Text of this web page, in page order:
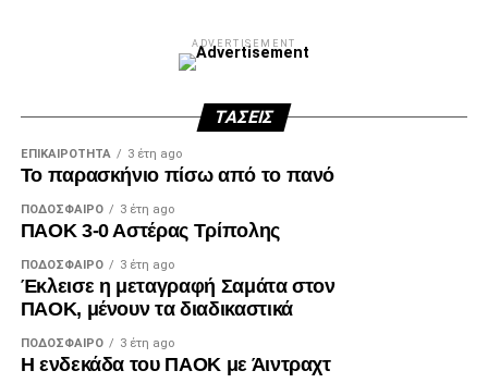
ADVERTISEMENT
ΤΆΣΕΙΣ
ΕΠΙΚΑΙΡΌΤΗΤΑ 3 έτη ago
Το παρασκήνιο πίσω από το πανό
ΠΟΔΌΣΦΑΙΡΟ 3 έτη ago
ΠΑΟΚ 3-0 Αστέρας Τρίπολης
ΠΟΔΌΣΦΑΙΡΟ 3 έτη ago
Έκλεισε η μεταγραφή Σαμάτα στον
ΠΑΟΚ, μένουν τα διαδικαστικά
ΠΟΔΌΣΦΑΙΡΟ 3 έτη ago
Η ενδεκάδα του ΠΑΟΚ με Άιντραχτ